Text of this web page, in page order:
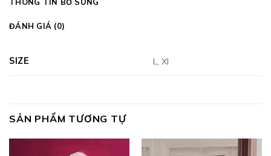
ĐÁNH GIÁ (0)
SIZE L, Xl
SẢN PHẨM TƯƠNG TỰ